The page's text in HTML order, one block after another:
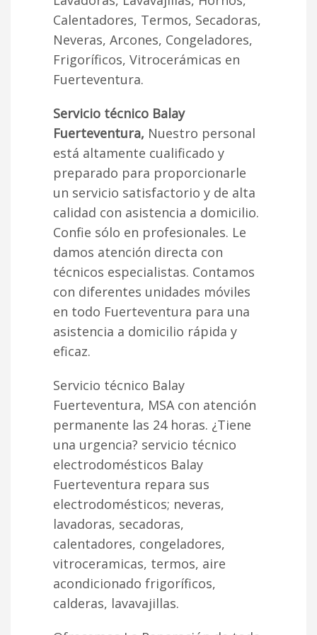
Calentadores, Termos, Secadoras,
Neveras, Arcones, Congeladores,
Frigoríficos, Vitrocerámicas en
Fuerteventura.
Servicio técnico Balay
Fuerteventura, Nuestro personal
está altamente cualificado y
preparado para proporcionarle
un servicio satisfactorio y de alta
calidad con asistencia a domicilio.
Confie sólo en profesionales. Le
damos atención directa con
técnicos especialistas. Contamos
con diferentes unidades móviles
en todo Fuerteventura para una
asistencia a domicilio rápida y
eficaz.
Servicio técnico Balay
Fuerteventura, MSA con atención
permanente las 24 horas. ¿Tiene
una urgencia? servicio técnico
electrodomésticos Balay
Fuerteventura repara sus
electrodomésticos; neveras,
lavadoras, secadoras,
calentadores, congeladores,
vitroceramicas, termos, aire
acondicionado frigoríficos,
calderas, lavavajillas.